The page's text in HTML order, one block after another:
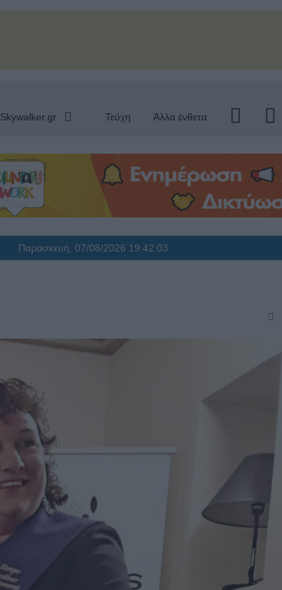
Skywalker.gr Τεύχη Άλλα ένθετα
Παρασκευή, 07/08/2026 19:42:04